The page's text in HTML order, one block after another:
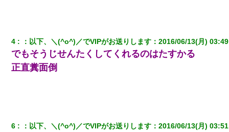
帯住宅にした。それに貯金使った」→私『離婚しよう』夫「え
っ」私『使った貯金はあげるから』→すると…
三年働いてたパートを突然クビになった。しかし元職場の主要取
のお古ですが気分はどう？」とメールを送った→
4 ： 以下、＼(^o^)／でVIPがお送りします ：2016/06/13(月)
でもそうじせんたくしてくれるのはたすかる
正直糞面倒
6 ： 以下、＼(^o^)／でVIPがお送りします ：2016/06/13(月)